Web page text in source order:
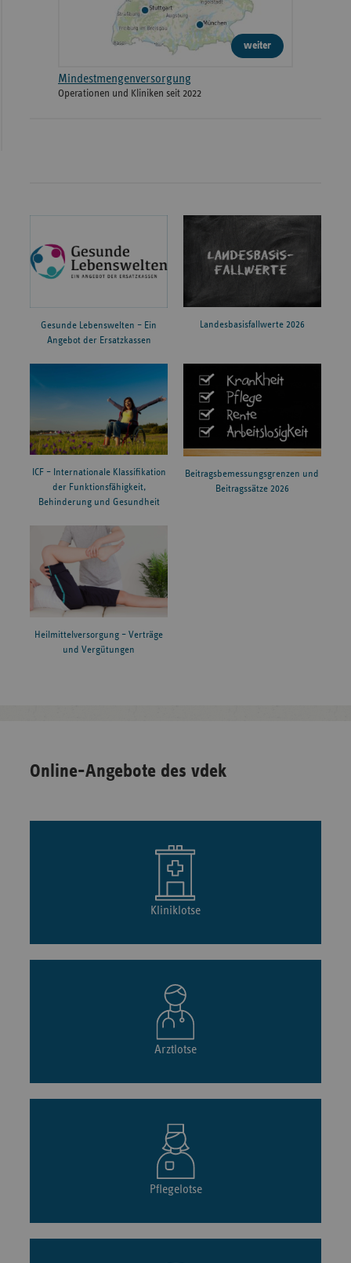
weiter
Mindestmengenversorgung
Operationen und Kliniken seit 2022
Gesunde Lebenswelten – Ein
Angebot der Ersatzkassen
Landesbasisfallwerte 2026
ICF – Internationale Klassifikation
der Funktionsfähigkeit,
Behinderung und Gesundheit
Beitragsbemessungsgrenzen und
Beitragssätze 2026
Heilmittelversorgung – Verträge
und Vergütungen
Online-Angebote des vdek
Kliniklotse
Arztlotse
Pflegelotse